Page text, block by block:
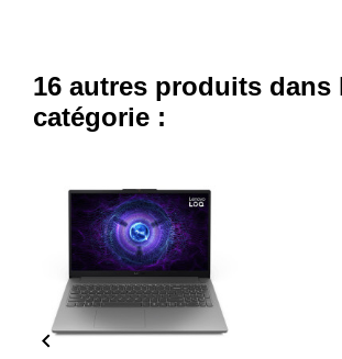
16 autres produits dans
catégorie :
